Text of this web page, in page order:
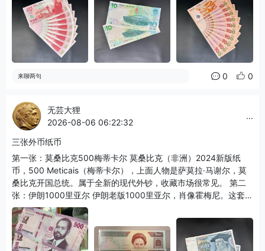
背面鸟巢，这张是国内纪念钞里面市价最高的品种。 简单梳理： -
🎉建国50周年50元：1999，纸钞，开国大典 - 🐉千禧龙钞100
元：2000，塑料钞，金龙 - 🏅奥运10元：2008，纸钞，鸟巢 这
三个就是大陆纪念钞早期三巨头，玩人民币收藏基本都会接触到。
第四张是建国钞的整刀，一捆一百张。 小提示：纪念钞是法定货
币，可以等值流通，但大家基本都拿来收藏，不会拿去花。
来聊两句 0 0
无芸大狸
2026-08-06 06:22:32
...
三张外币纸币
第一张：莫桑比克500梅蒂卡尔 莫桑比克（非洲）2024新版纸
币，500 Meticais（梅蒂卡尔），上面人物是萨莫拉·马谢尔，莫
桑比克开国总统。属于全新的现代外钞，收藏市场很常见。 第二
张：伊朗1000里亚尔 伊朗老版1000里亚尔，肖像霍梅尼。这套已
经是旧版，现在伊朗货币面额通胀极大，日常已经不用这张小面
额，多是钱币爱好者收藏。 第三张：联邦德国100德国马克 老西
德100马克纸币，人物是画家阿尔布雷希特·丢勒。欧元流通之前德
国的法定货币，2002年彻底退出流通。这几张是流通旧品，德马